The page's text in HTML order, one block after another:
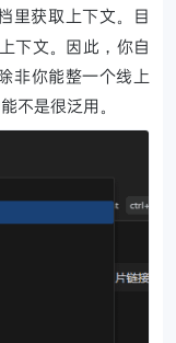
里获取上下文。目
下文。因此，你自
非你能整一个线上
不是很泛用。